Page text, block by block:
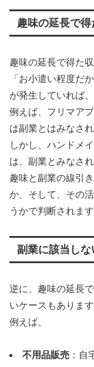
趣味の延長で得
趣味の延長で得た
「お小遣い程度だ
が発生していれば
例えば、フリマア
は副業とはみなされ
しかし、ハンドメ
は、副業とみなさ
趣味と副業の線引
か、そして、その
うかで判断されます
副業に該当しな
逆に、趣味の延長
いケースもあります
例えば、
不用品販売 ：自